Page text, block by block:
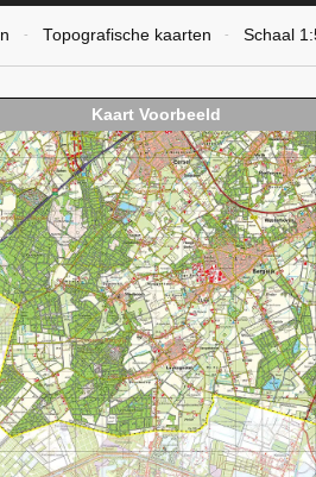
- Topografische kaarten - Schaal